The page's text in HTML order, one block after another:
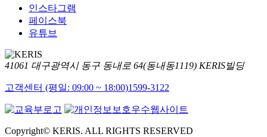
인스타그램
페이스북
유튜브
41061 대구광역시 동구 동내로 64(동내동1119) KERIS빌딩
고객센터 (평일: 09:00 ~ 18:00)1599-3122
Copyright© KERIS. ALL RIGHTS RESERVED